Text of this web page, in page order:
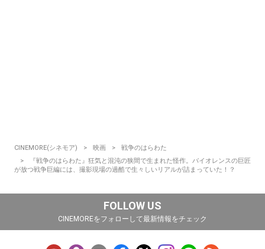
CINEMORE(シネモア) 映画
戦争のはらわた
『戦争のはらわた』狂気と混沌の狭間で生まれた怪作。バイオレンスの巨匠
が放つ戦争巨編には、撮影現場の過酷で生々しいリアルが詰まっていた！？
FOLLOW US
CINEMOREをフォローして最新情報をチェック